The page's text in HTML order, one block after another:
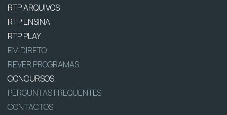
RTP ARQUIVOS
RTP ENSINA
RTP PLAY
EM DIRETO
REVER PROGRAMAS
CONCURSOS
PERGUNTAS FREQUENTES
CONTACTOS